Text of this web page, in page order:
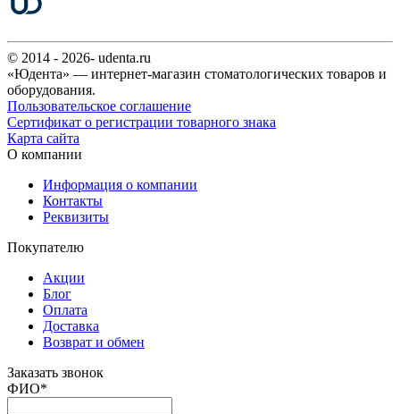
© 2014 - 2026- udenta.ru
«Юдента» — интернет-магазин стоматологических товаров и
оборудования.
Пользовательское соглашение
Сертификат о регистрации товарного знака
Карта сайта
О компании
Информация о компании
Контакты
Реквизиты
Покупателю
Акции
Блог
Оплата
Доставка
Возврат и обмен
Заказать звонок
ФИО*